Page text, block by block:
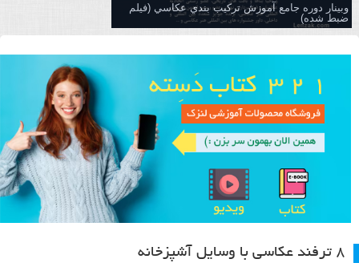
وبینار دوره جامع آموزش تركيب بندي عكاسي (فیلم
ضبط شده)
۸ ترفند عکاسی با وسایل آشپزخانه